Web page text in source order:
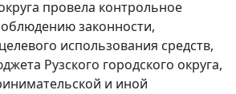
провела контрольное
законности,
использования средств,
Рузского городского округа,
и иной